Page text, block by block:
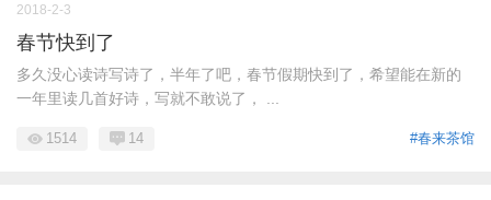
2018-2-3
春节快到了
多久没心读诗写诗了，半年了吧，春节假期快到了，希望能在新的
一年里读几首好诗，写就不敢说了， ...
#春来茶馆
1514 14